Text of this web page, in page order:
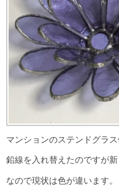
マンションのステンドグラ
鉛線を入れ替えたのですが
なので現状は色が違います。